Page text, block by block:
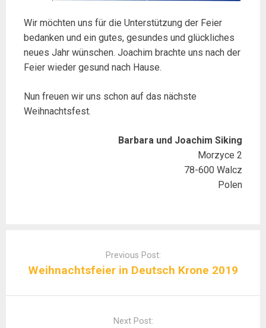
Wir möchten uns für die Unterstützung der Feier
bedanken und ein gutes, gesundes und glückliches
neues Jahr wünschen. Joachim brachte uns nach der
Feier wieder gesund nach Hause.
Nun freuen wir uns schon auf das nächste
Weihnachtsfest.
Barbara und Joachim Siking
Morzyce 2
78-600 Walcz
Polen
Previous Post:
Weihnachtsfeier in Deutsch Krone 2019
Next Post: